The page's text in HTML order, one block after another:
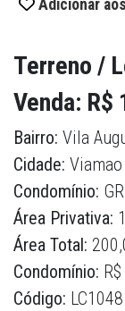
Adicionar
Terreno /
Venda: R$
Bairro: Vila
Cidade: Viamao
Condomínio:
Área Privativa:
Área Total:
Condomínio:
Código: